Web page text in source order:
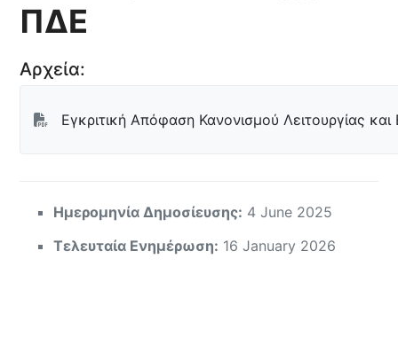
ΠΔΕ
Αρχεία:
Εγκριτική Απόφαση Κανονισμού Λειτουργίας
Ημερομηνία Δημοσίευσης: 4 June 2025
Τελευταία Ενημέρωση: 16 January 2026